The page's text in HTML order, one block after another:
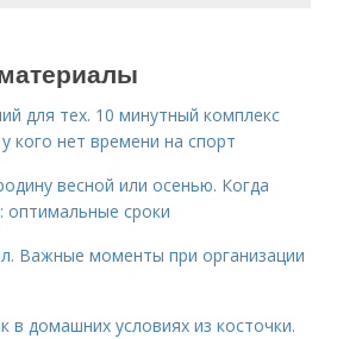
для тех. 10 минутный комплекс
кого нет времени на спорт
весной или осенью. Когда
оптимальные сроки
Важные моменты при организации
в домашних условиях из косточки.